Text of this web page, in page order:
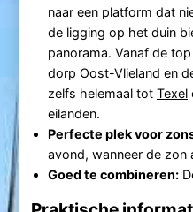
naar een platform dat
de ligging op het duin
panorama. Vanaf de
dorp Oost-Vlieland en
zelfs helemaal tot Texel
eilanden.
Perfecte plek voor
avond, wanneer de
Goed te combineren: